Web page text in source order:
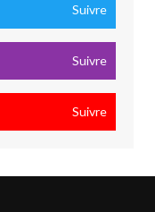
Suivre
Suivre
Suivre